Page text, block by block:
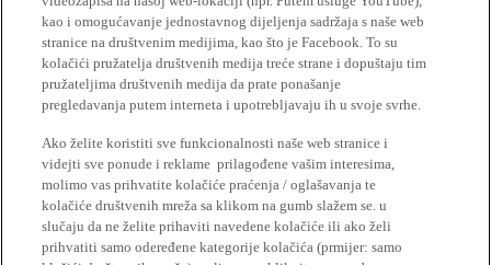
kao i omogućavanje jednostavnog dijeljenja sadržaja s naše web
stranice na društvenim medijima, kao što je Facebook. To su
kolačići pružatelja društvenih medija treće strane i dopuštaju tim
pružateljima društvenih medija da prate ponašanje
pregledavanja putem interneta i upotrebljavaju ih u svoje svrhe.
Ako želite koristiti sve funkcionalnosti naše web stranice i
videjti sve ponude i reklame prilagođene vašim interesima,
molimo vas prihvatite kolačiće praćenja / oglašavanja te
kolačiće društvenih mreža sa klikom na gumb slažem se. u
slučaju da ne želite prihaviti navedene kolačiće ili ako želi
prihvatiti samo odeređene kategorije kolačića (prmijer: samo